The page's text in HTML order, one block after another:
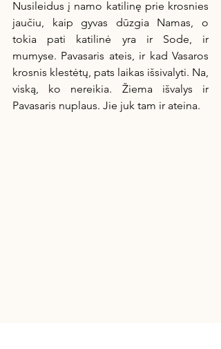
Nusileidus į namo katilinę prie krosnies
jaučiu, kaip gyvas dūzgia Namas, o
tokia pati katilinė yra ir Sode, ir
mumyse. Pavasaris ateis, ir kad Vasaros
krosnis klestėtų, pats laikas išsivalyti. Na,
viską, ko nereikia. Žiema išvalys ir
Pavasaris nuplaus. Jie juk tam ir ateina.